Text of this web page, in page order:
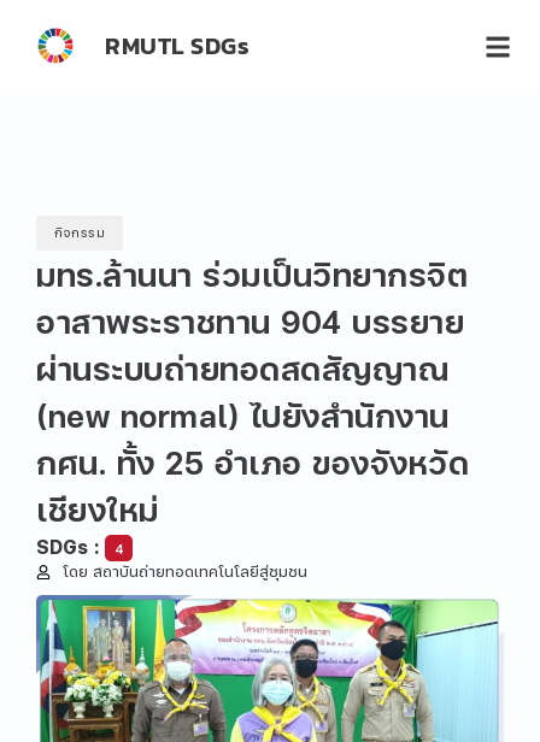
RMUTL SDGs
กิจกรรม
มทร.ล้านนา ร่วมเป็นวิทยากรจิต
อาสาพระราชทาน 904 บรรยาย
ผ่านระบบถ่ายทอดสดสัญญาณ
(new normal) ไปยังสำนักงาน
กศน. ทั้ง 25 อำเภอ ของจังหวัด
เชียงใหม่
SDGs : 4
โดย สถาบันถ่ายทอดเทคโนโลยีสู่ชุมชน